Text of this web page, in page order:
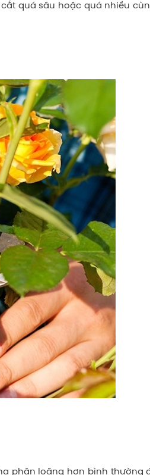
quá sâu hoặc quá nhiều
phân loãng hơn bình thường